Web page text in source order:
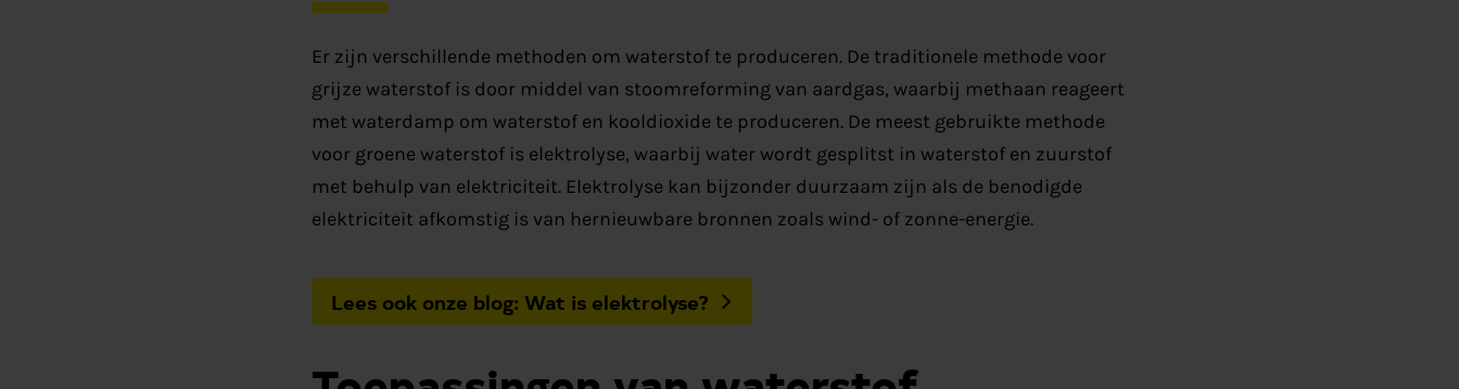
Er zijn verschillende methoden om waterstof te produceren. De traditionele methode voor
grijze waterstof is door middel van stoomreforming van aardgas, waarbij methaan reageert
met waterdamp om waterstof en kooldioxide te produceren. De meest gebruikte methode
voor groene waterstof is elektrolyse, waarbij water wordt gesplitst in waterstof en zuurstof
met behulp van elektriciteit. Elektrolyse kan bijzonder duurzaam zijn als de benodigde
elektriciteit afkomstig is van hernieuwbare bronnen zoals wind- of zonne-energie.
Lees ook onze blog: Wat is elektrolyse?